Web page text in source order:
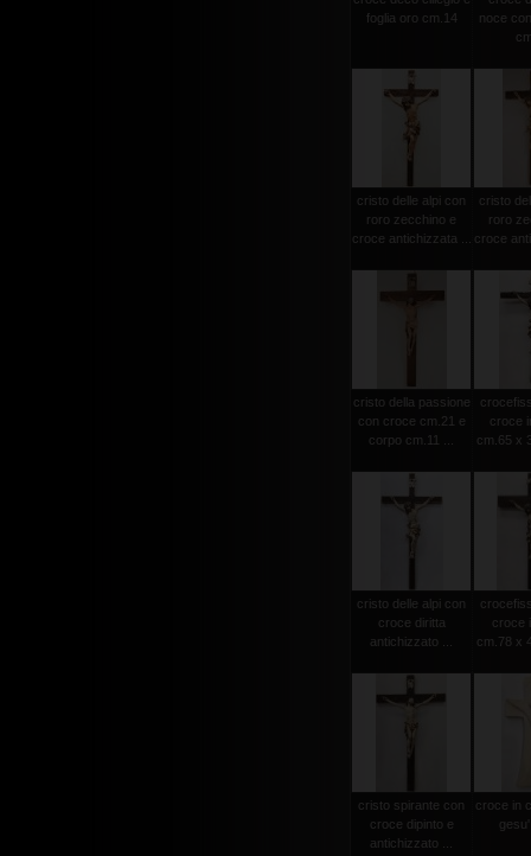
foglia oro cm.14
noce
cristo delle alpi con
roro zecchino e
croce antichizzata ...
cristo
roro
croce
cristo della passione
con croce cm.21 e
corpo cm.11 ...
croce
cm.65 x
cristo delle alpi con
croce diritta
antichizzato ...
croce
cm.78 x
cristo spirante con
croce dipinto e
antichizzato ...
croce in